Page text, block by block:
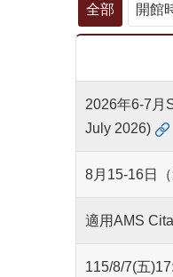
全部 開館
2026年6-7月
July 2026)
8月15-16日
適用AMS
115/8/7(五